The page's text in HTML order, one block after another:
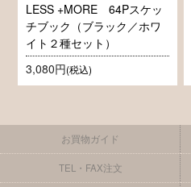
LESS +MORE 64Pスケッ
チブック（ブラック／ホワ
イト２種セット）
3,080円(税込)
お買物ガイド
TEL・FAX注文